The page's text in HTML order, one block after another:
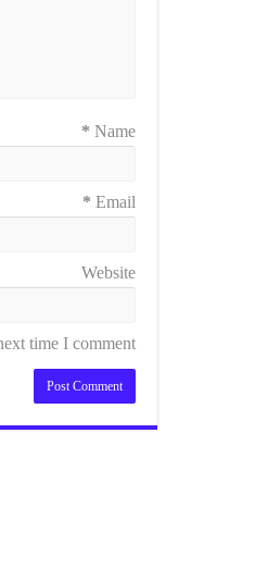
Name
*
Email
*
Website
time I comment.